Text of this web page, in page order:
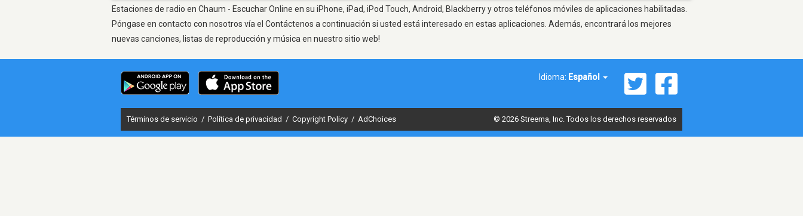
Estaciones de radio en Chaum - Escuchar Online en su iPhone, iPad, iPod Touch, Android, Blackberry y otros teléfonos móviles de aplicaciones habilitadas.
Póngase en contacto con nosotros vía el Contáctenos a continuación si usted está interesado en estas aplicaciones. Además, encontrará los mejores
nuevas canciones, listas de reproducción y música en nuestro sitio web!
Idioma: Español
Términos de servicio / Política de privacidad / Copyright Policy / AdChoices © 2026 Streema, Inc. Todos los derechos reservados